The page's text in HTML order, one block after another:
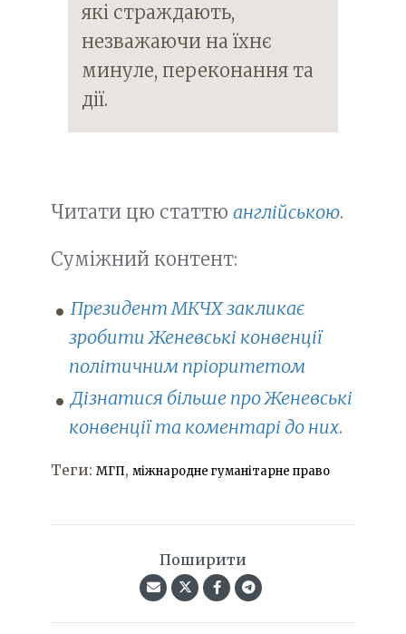
які страждають,
незважаючи на їхнє
минуле, переконання та
дії.
Читати цю статтю англійською.
Суміжний контент:
Президент МКЧХ закликає
зробити Женевські конвенції
політичним пріоритетом
Дізнатися більше про Женевські
конвенції та коментарі до них.
Теги: МГП, міжнародне гуманітарне право
Поширити